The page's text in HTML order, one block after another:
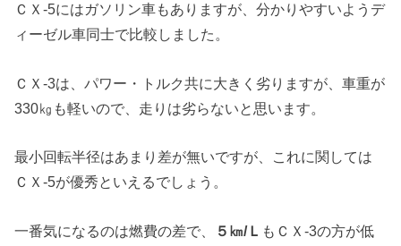
ＣＸ-5にはガソリン車もありますが、分かりやすいようデ
ィーゼル車同士で比較しました。
ＣＸ-3は、パワー・トルク共に大きく劣りますが、車重が
330㎏も軽いので、走りは劣らないと思います。
最小回転半径はあまり差が無いですが、これに関しては
ＣＸ-5が優秀といえるでしょう。
一番気になるのは燃費の差で、 ５㎞/Ｌ
もＣＸ-3の方が低